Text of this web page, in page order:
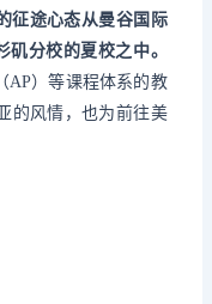
征途心态从曼谷国际
分校的夏校之中。
AP）等课程体系的教
的风情，也为前往美